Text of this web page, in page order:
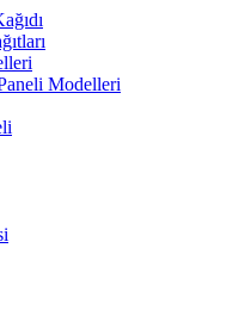
Modelleri